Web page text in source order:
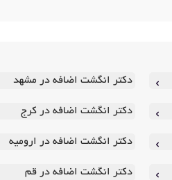
دکتر انگشت اضافه در مشهد
دکتر انگشت اضافه در کرج
دکتر انگشت اضافه در ارومیه
دکتر انگشت اضافه در قم